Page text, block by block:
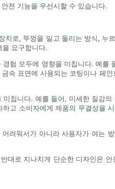
전 기능을 우선시할 수 있습니다.
로, 뚜껑을 밀고 돌리는 방식, 누
요구합니다.
험 모두에 영향을 미칩니다. 예를
속 표면에 사용되는 코팅이나 페인
칩니다. 예를 들어, 미세한 질감의
고 소비자에게 제품의 무결성을
려워서가 아니라 사용자가 여는
대로 지나치게 단순한 디자인은 안